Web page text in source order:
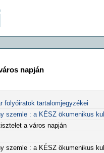
napján
folyóiratok tartalomjegyzékei
szemle : a KÉSZ ökumenikus
a város napján
szemle : a KÉSZ ökumenikus